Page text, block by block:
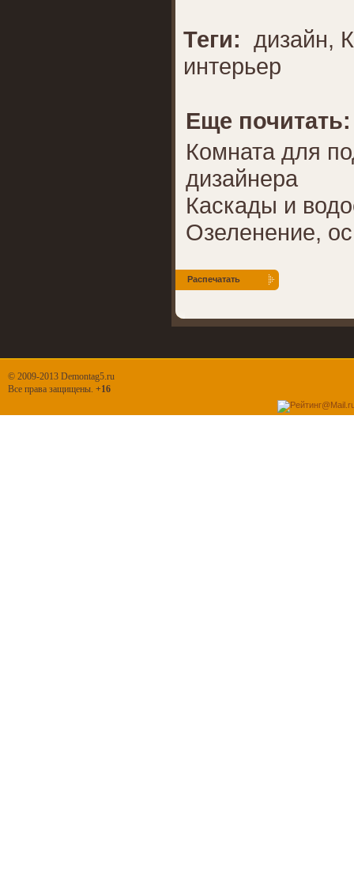
Теги: дизайн,
интерьер
Еще почитать:
Комната для
дизайнера
Каскады и
Озеленение,
Распечатать
© 2009-2013 Demontag5.ru
Все права защищены. +16